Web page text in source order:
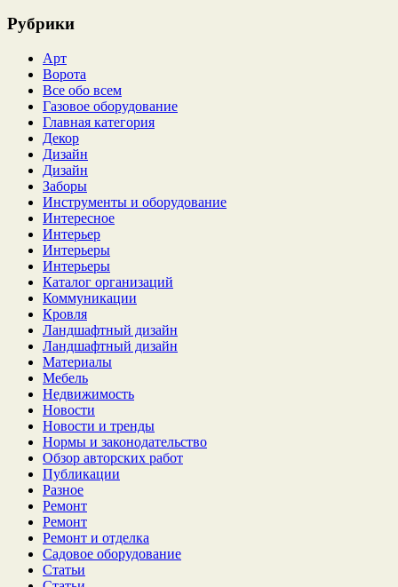
Рубрики
Арт
Ворота
Все обо всем
Газовое оборудование
Главная категория
Декор
Дизайн
Дизайн
Заборы
Инструменты и оборудование
Интересное
Интерьер
Интерьеры
Интерьеры
Каталог организаций
Коммуникации
Кровля
Ландшафтный дизайн
Ландшафтный дизайн
Материалы
Мебель
Недвижимость
Новости
Новости и тренды
Нормы и законодательство
Обзор авторских работ
Публикации
Разное
Ремонт
Ремонт
Ремонт и отделка
Садовое оборудование
Статьи